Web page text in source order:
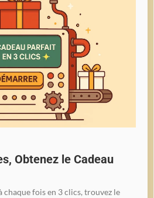
Obtenez le Cadeau
chaque fois en 3 clics, trouvez le